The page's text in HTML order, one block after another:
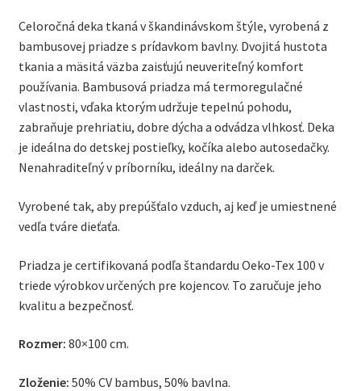
Celoročná deka tkaná v škandinávskom štýle, vyrobená z
bambusovej priadze s prídavkom bavlny. Dvojitá hustota
tkania a mäsitá väzba zaisťujú neuveriteľný komfort
používania. Bambusová priadza má termoregulačné
vlastnosti, vďaka ktorým udržuje tepelnú pohodu,
zabraňuje prehriatiu, dobre dýcha a odvádza vlhkosť. Deka
je ideálna do detskej postieľky, kočíka alebo autosedačky.
Nenahraditeľný v príborníku, ideálny na darček.
Vyrobené tak, aby prepúšťalo vzduch, aj keď je umiestnené
vedľa tváre dieťaťa.
Priadza je certifikovaná podľa štandardu Oeko-Tex 100 v
triede výrobkov určených pre kojencov. To zaručuje jeho
kvalitu a bezpečnosť.
Rozmer: 80×100 cm.
Zloženie: 50% CV bambus, 50% bavlna.